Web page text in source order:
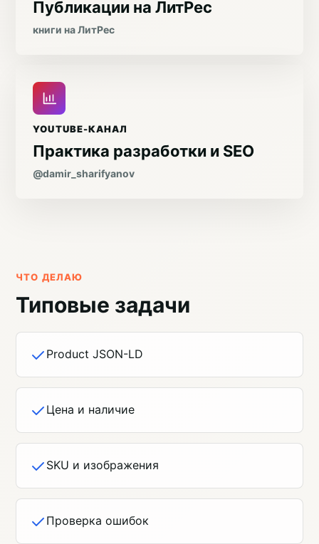
Публикации на ЛитРес
книги на ЛитРес
YOUTUBE-КАНАЛ
Практика разработки и SEO
@damir_sharifyanov
ЧТО ДЕЛАЮ
Типовые задачи
Product JSON-LD
Цена и наличие
SKU и изображения
Проверка ошибок